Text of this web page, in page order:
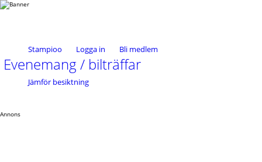
Stampioo Logga in Bli medlem
Jämför besiktning
Evenemang / bilträffar
Annons